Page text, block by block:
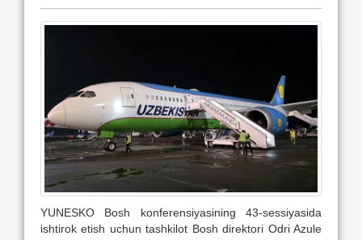
YUNESKO Bosh konferensiyasining 43-sessiyasida
ishtirok etish uchun tashkilot Bosh direktori Odri Azule